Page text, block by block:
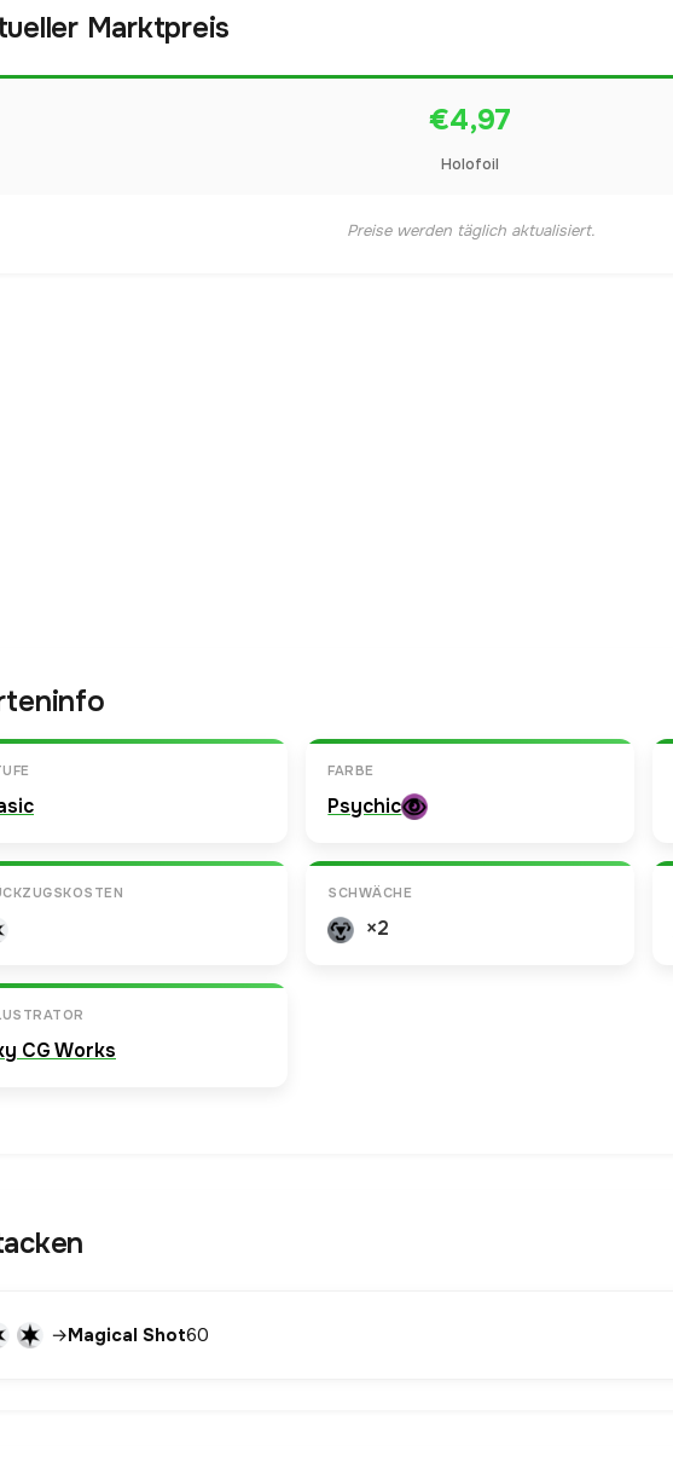
Marktpreis
€4,97
Holofoil
Preise werden täglich aktualisiert.
FARBE
Psychic
SCHWÄCHE
×2
CG Works
→Magical Shot60